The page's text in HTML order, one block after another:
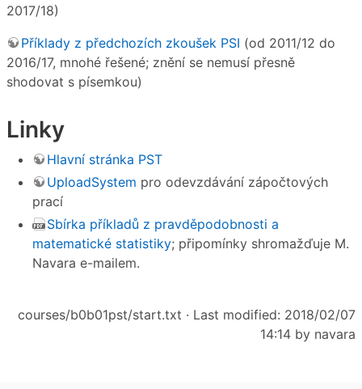
2017/18)
Příklady z předchozích zkoušek PSI (od 2011/12 do
2016/17, mnohé řešené; znění se nemusí přesně
shodovat s písemkou)
Linky
Hlavní stránka PST
UploadSystem pro odevzdávání zápočtových
prací
Sbírka příkladů z pravděpodobnosti a
matematické statistiky; připomínky shromažďuje M.
Navara e-mailem.
courses/b0b01pst/start.txt · Last modified: 2018/02/07
14:14 by navara